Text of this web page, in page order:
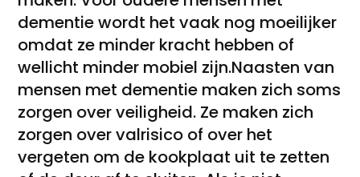
dementie wordt het vaak nog moeilijker
omdat ze minder kracht hebben of
wellicht minder mobiel zijn.Naasten van
mensen met dementie maken zich soms
zorgen over veiligheid. Ze maken zich
zorgen over valrisico of over het
vergeten om de kookplaat uit te zetten